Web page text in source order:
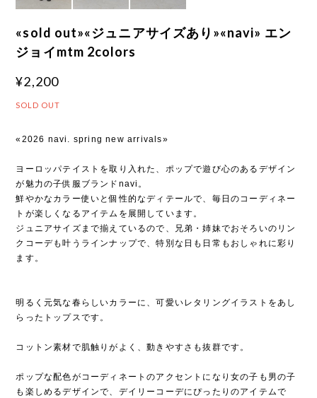
«sold out»«ジュニアサイズあり»«navi» エン
ジョイmtm 2colors
¥2,200
SOLD OUT
«2026 navi. spring new arrivals»
ヨーロッパテイストを取り入れた、ポップで遊び心のあるデザイン
が魅力の子供服ブランドnavi。
鮮やかなカラー使いと個性的なディテールで、毎日のコーディネー
トが楽しくなるアイテムを展開しています。
ジュニアサイズまで揃えているので、兄弟・姉妹でおそろいのリン
クコーデも叶うラインナップで、特別な日も日常もおしゃれに彩り
ます。
明るく元気な春らしいカラーに、可愛いレタリングイラストをあし
らったトップスです。
コットン素材で肌触りがよく、動きやすさも抜群です。
ポップな配色がコーディネートのアクセントになり女の子も男の子
も楽しめるデザインで、デイリーコーデにぴったりのアイテムで